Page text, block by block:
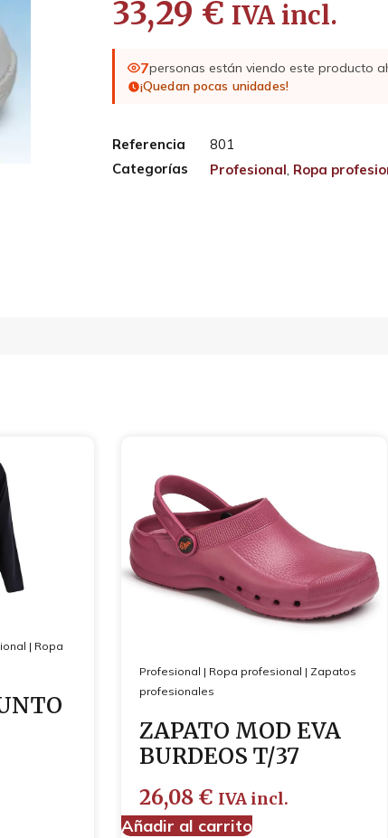
33,29 € IVA incl.
7personas están viendo este producto
¡Quedan pocas unidades!
Referencia
801
Categorías
Profesional, Ropa
| Ropa
Profesional | Ropa profesional | Zapatos
profesionales
ZAPATO MOD EVA
BURDEOS T/37
26,08 € IVA incl.
Añadir al carrito